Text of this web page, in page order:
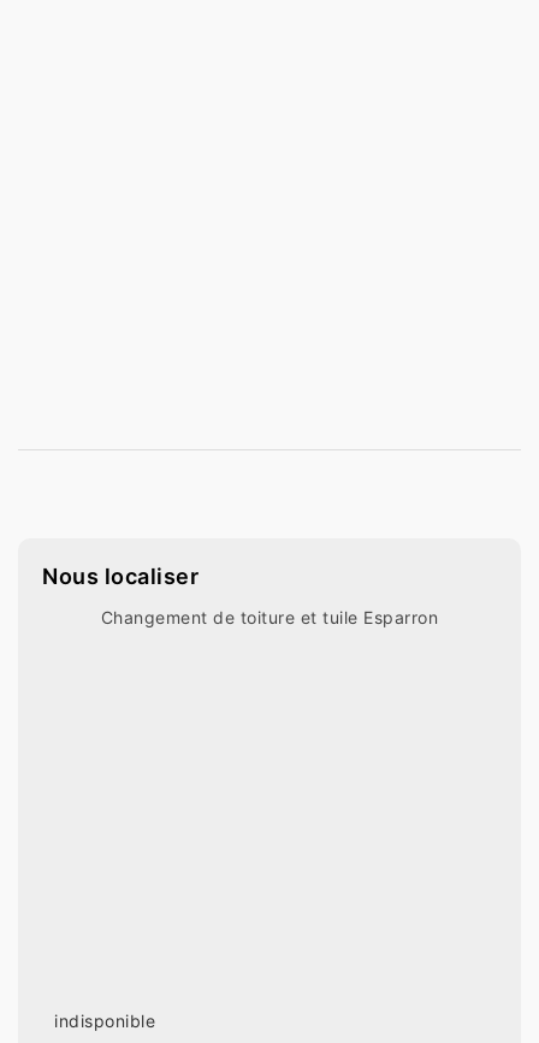
Nous localiser
Changement de toiture et tuile Esparron
indisponible